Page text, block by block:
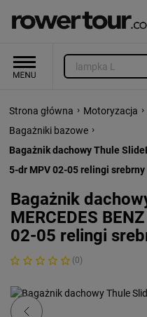
Strona główna › Motoryzacja ›
Bagażniki bazowe ›
Bagażnik dachowy Thule
5-dr MPV 02-05 relingi srebrny
Bagażnik
MERCEDES
02-05 relingi
(0)
Previous